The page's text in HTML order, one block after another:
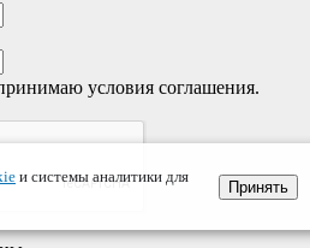
условия соглашения.
и системы аналитики для
Принять